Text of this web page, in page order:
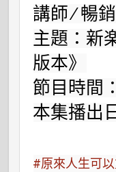
講師 ∕ 暢
主題：新
版本》
節目時間
本集播出
#原來人生可